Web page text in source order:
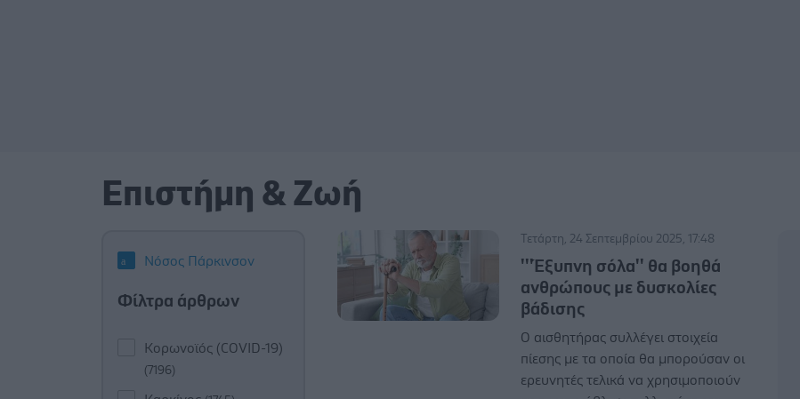
Επιστήμη & Ζωή
Νόσος Πάρκινσον
Φίλτρα άρθρων
Κορωνοϊός (COVID-19)
(7196)
Τετάρτη, 24 Σεπτεμβρίου 2025, 17:48
'''Έξυπνη σόλα'' θα βοηθά
ανθρώπους με δυσκολίες
βάδισης
Ο αισθητήρας συλλέγει στοιχεία
πίεσης με τα οποία θα μπορούσαν οι
ερευνητές τελικά να χρησιμοποιούν